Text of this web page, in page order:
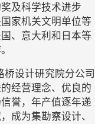
及科学技术进步
家机关文明单位等
、意大利和日本等
经营理念、优良的
誉，年产值逐年递
成为集勘察设计、